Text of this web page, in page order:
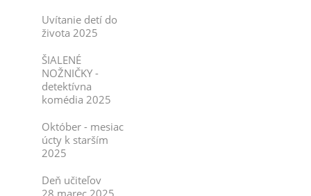
Uvítanie detí do
života 2025
ŠIALENÉ
NOŽNIČKY -
detektívna
komédia 2025
Október - mesiac
úcty k starším
2025
Deň učiteľov
28.marec 2025